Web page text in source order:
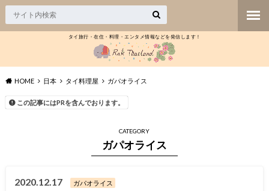
タイ旅行・在住・料理・エンタメ情報などを発信します！
HOME 日本 タイ料理屋 ガパオライス
この記事にはPRを含んでおります。
CATEGORY
ガパオライス
2020.12.17 ガパオライス